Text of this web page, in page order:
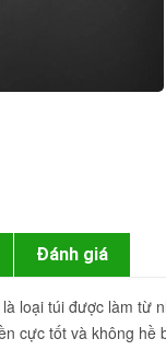
Đánh giá
là loại túi được làm từ
cực tốt và không